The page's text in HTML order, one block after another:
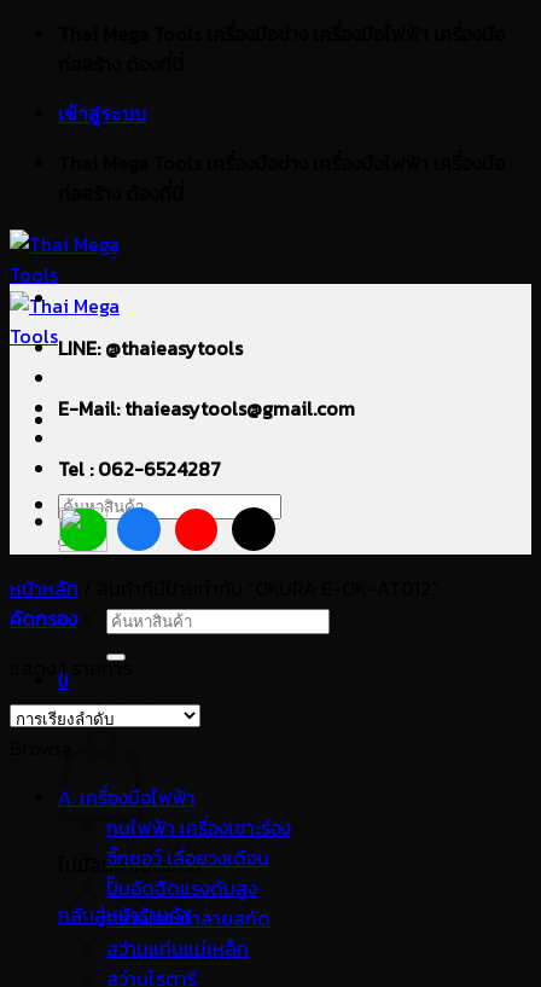
เข้าสู่ระบบ
ค้นหา:
ค้นหา:
0
ตะกร้าสินค้า
ไม่มีสินค้าในตะกร้า
กลับสู่หน้าร้านค้า
LINE: @thaieasytools
E-Mail: thaieasytools@gmail.com
Tel : 062-6524287
หน้าหลัก
คัดกรอง
แสดง 1 รายการ
A. เครื่องมือไฟฟ้า
กบไฟฟ้า เครื่องเซาะร่อง
จิ๊กซอว์ เลื่อยวงเดือน
ปั๊มอัดฉีดแรงดันสูง
สว่านเจาะทำลายสกัด
สว่านแท่นแม่เหล็ก
สว่านโรตารี